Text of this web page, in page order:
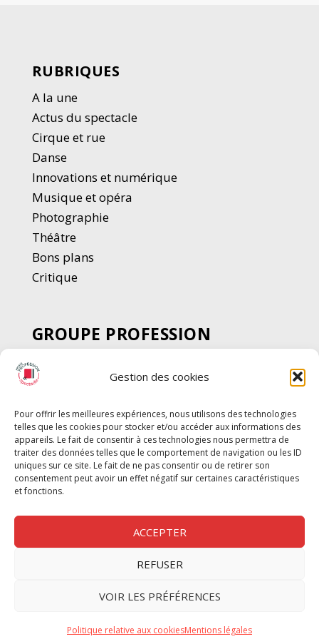
Gestion des cookies
Pour offrir les meilleures expériences, nous utilisons des technologies
telles que les cookies pour stocker et/ou accéder aux informations des
appareils. Le fait de consentir à ces technologies nous permettra de
traiter des données telles que le comportement de navigation ou les ID
uniques sur ce site. Le fait de ne pas consentir ou de retirer son
consentement peut avoir un effet négatif sur certaines caractéristiques
et fonctions.
ACCEPTER
REFUSER
VOIR LES PRÉFÉRENCES
Politique relative aux cookiesMentions légales
RUBRIQUES
A la une
Actus du spectacle
Cirque et rue
Danse
Innovations et numérique
Musique et opéra
Photographie
Théâtre
Bons plans
Critique
GROUPE PROFESSION
SPECTACLE
Chèque Intermittents
Chèque Compta
Chèque Emploi Spectacle
G-Pods
Profession Audio-visuel
Nous contacter